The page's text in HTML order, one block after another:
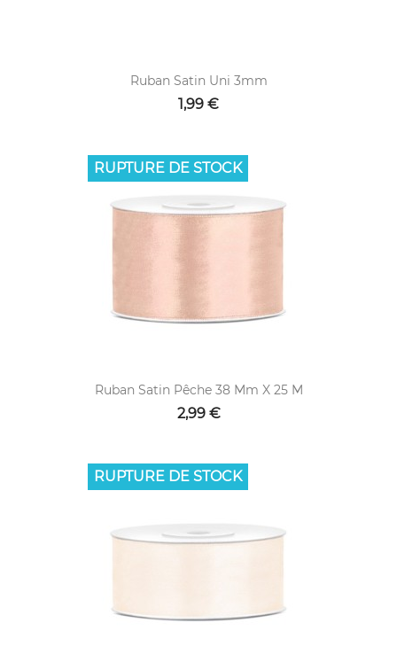
Ruban Satin Uni 3mm
1,99 €
Ruban Satin Pêche 38 Mm X 25 M
2,99 €
RUPTURE DE STOCK
RUPTURE DE STOCK